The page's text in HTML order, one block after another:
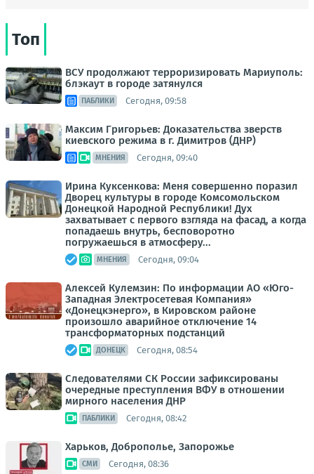
Топ
ВСУ продолжают терроризировать Мариуполь:
блэкаут в городе затянулся
ПАБЛИКИ Сегодня, 09:58
Максим Григорьев: Доказательства зверств
киевского режима в г. Димитров (ДНР)
МНЕНИЯ Сегодня, 09:40
Ирина Куксенкова: Меня совершенно поразил
Дворец культуры в городе Комсомольском
Донецкой Народной Республики! Дух
захватывает с первого взгляда на фасад, а когда
попадаешь внутрь, бесповоротно
погружаешься в атмосферу...
МНЕНИЯ Сегодня, 09:04
Алексей Кулемзин: По информации АО «Юго-
Западная Электросетевая Компания»
«Донецкэнерго», в Кировском районе
произошло аварийное отключение 14
трансформаторных подстанций
ДОНЕЦК Сегодня, 08:54
Следователями СК России зафиксированы
очередные преступления ВФУ в отношении
мирного населения ДНР
ПАБЛИКИ Сегодня, 08:42
Харьков, Доброполье, Запорожье
СМИ Сегодня, 08:36